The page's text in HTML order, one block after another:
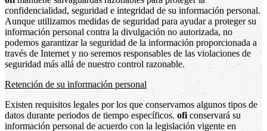
confidencialidad, seguridad e integridad de su información personal.
Aunque utilizamos medidas de seguridad para ayudar a proteger su
información personal contra la divulgación no autorizada, no
podemos garantizar la seguridad de la información proporcionada a
través de Internet y no seremos responsables de las violaciones de
seguridad más allá de nuestro control razonable.
Retención de su información personal
Existen requisitos legales por los que conservamos algunos tipos de
datos durante periodos de tiempo específicos. ofi conservará su
información personal de acuerdo con la legislación vigente en